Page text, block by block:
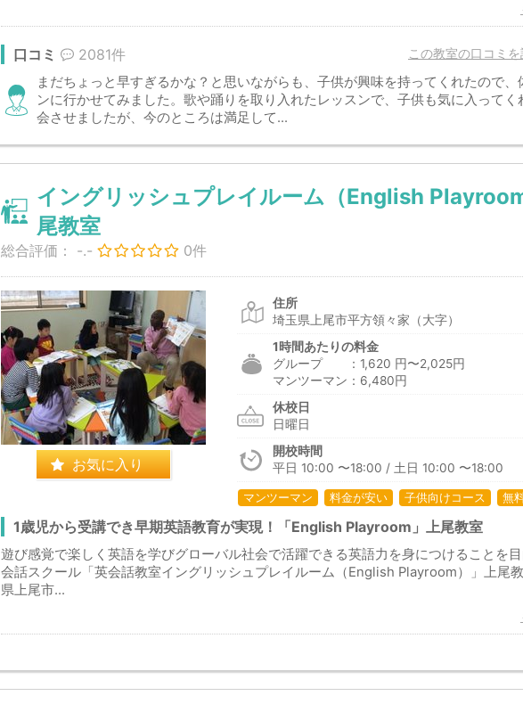
この教室の口コミ
口コミ 2081件
まだちょっと早すぎるかな？と思いながらも、子供が興味を持ってくれたので、
ンに行かせてみました。歌や踊りを取り入れたレッスンで、子供も気に入ってく
会させましたが、今のところは満足して...
イングリッシュプレイルーム（English
尾教室
総合評価： -.- 0件
お気に入り
住所
埼玉県上尾市平方領々家（大字）
1時間あたりの料金
グループ ：1,620 円〜2,025円
マンツーマン：6,480円
休校日
日曜日
開校時間
平日 10:00 〜18:00 / 土日 10:00 〜18:00
マンツーマン 料金が安い 子供向けコース 無
1歳児から受講でき早期英語教育が実現！「English Playroom」上尾教室
遊び感覚で楽しく英語を学びグローバル社会で活躍できる英語力を身につけることを
会話スクール「英会話教室イングリッシュプレイルーム（English Playroom）」上尾
県上尾市...